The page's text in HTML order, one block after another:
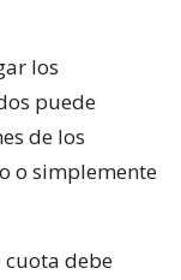
los
puede
de los
o simplemente
debe